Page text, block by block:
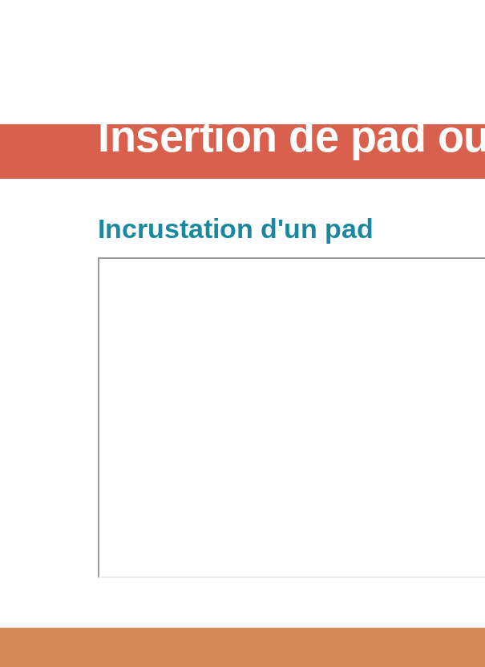
Insertion de pad
Incrustation d'un pad